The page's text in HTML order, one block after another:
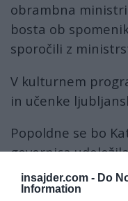
insajder.com - Do
Information
obrambna
bosta ob
sporočili z
V kulturnem
in učenke
Popoldne se bo
govornica
generalovega
Maistrovem